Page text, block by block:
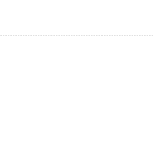
略调整及广告数据分析。在模拟项目中应用
入产出比模拟提升了XXX%，平均点击成本降